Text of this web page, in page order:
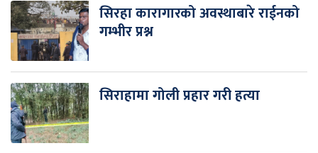
सिरहा कारागारको अवस्थाबारे राईनको
गम्भीर प्रश्न
सिराहामा गोली प्रहार गरी हत्या